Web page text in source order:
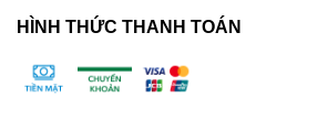
HÌNH THỨC THANH TOÁN